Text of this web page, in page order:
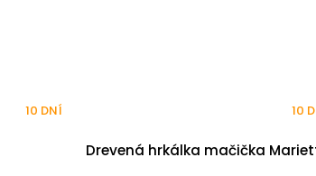
10 DNÍ
Drevená hrkálka mačička
10